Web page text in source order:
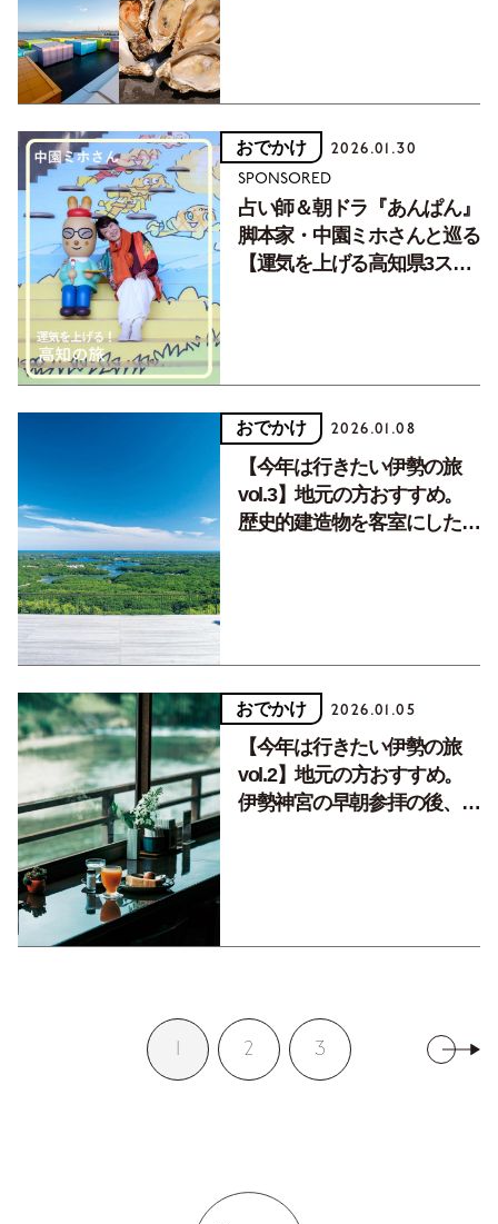
おでかけ 2026.01.30
SPONSORED
占い師＆朝ドラ『あんぱん』
脚本家・中園ミホさんと巡る
【運気を上げる高知県3スポ
おでかけ 2026.01.08
【今年は行きたい伊勢の旅
vol.3】地元の方おすすめ。
歴史的建造物を客室にした古
おでかけ 2026.01.05
【今年は行きたい伊勢の旅
vol.2】地元の方おすすめ。
伊勢神宮の早朝参拝の後、朝
2 3